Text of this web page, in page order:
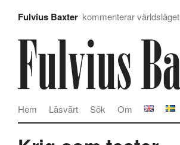
Fulvius Baxter kommenterar världsläget
Om
Sök
Läsvärt
Hem